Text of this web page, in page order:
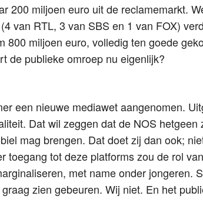
200 miljoen euro uit de reclamemarkt.
van RTL, 3 van SBS en 1 van FOX)
800 miljoen euro, volledig ten goede
de publieke omroep nu eigenlijk?
een nieuwe mediawet aangenomen.
Dat wil zeggen dat de NOS
mag brengen. Dat doet zij dan ook;
toegang tot deze platforms zou de rol
met name onder jongeren.
zien gebeuren. Wij niet. En het